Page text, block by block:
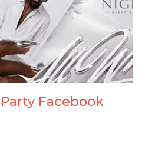
Facebook